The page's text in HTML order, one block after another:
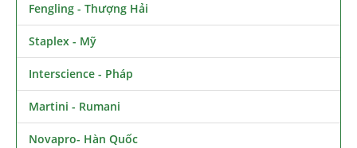
Fengling - Thượng Hải
Staplex - Mỹ
Interscience - Pháp
Martini - Rumani
Novapro- Hàn Quốc